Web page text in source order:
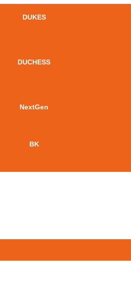
DUKES
DUCHESS
NextGen
BK